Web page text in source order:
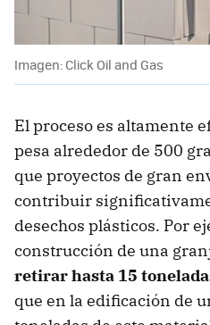
Imagen: Click Oil and Gas
El proceso es altamente
pesa alrededor de 500
que proyectos de gran
contribuir
desechos plásticos. Por
construcción de una
retirar hasta 15
que en la edificación de